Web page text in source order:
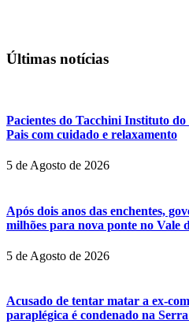
Últimas notícias
Pacientes do Tacchini Instituto
Pais com cuidado e relaxamento
5 de Agosto de 2026
Após dois anos das enchentes,
milhões para nova ponte no Vale
5 de Agosto de 2026
Acusado de tentar matar a ex-
paraplégica é condenado na